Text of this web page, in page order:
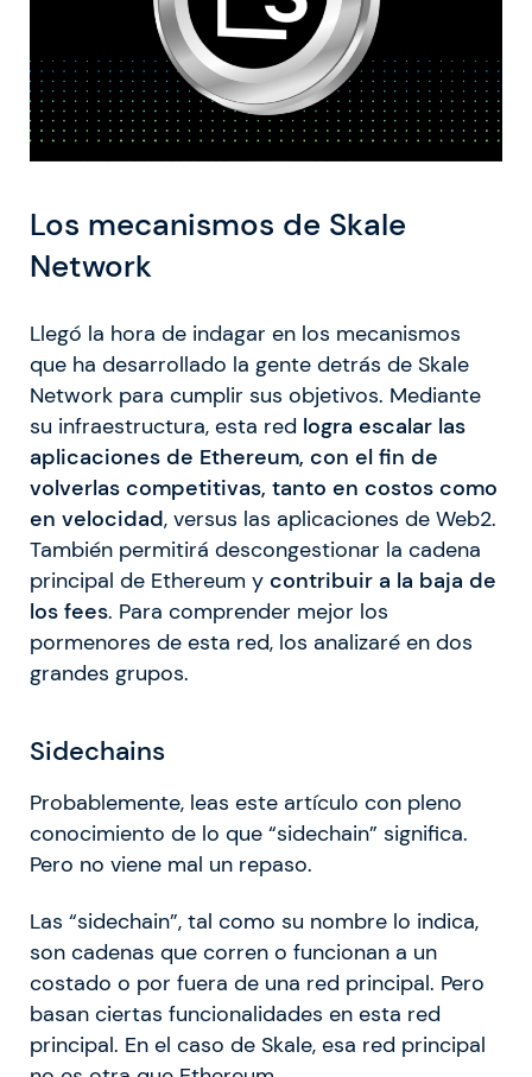
Los mecanismos de Skale
Network
Llegó la hora de indagar en los mecanismos
que ha desarrollado la gente detrás de Skale
Network para cumplir sus objetivos. Mediante
su infraestructura, esta red logra escalar las
aplicaciones de Ethereum, con el fin de
volverlas competitivas, tanto en costos como
en velocidad, versus las aplicaciones de Web2.
También permitirá descongestionar la cadena
principal de Ethereum y contribuir a la baja de
los fees. Para comprender mejor los
pormenores de esta red, los analizaré en dos
grandes grupos.
Sidechains
Probablemente, leas este artículo con pleno
conocimiento de lo que “sidechain” significa.
Pero no viene mal un repaso.
Las “sidechain”, tal como su nombre lo indica,
son cadenas que corren o funcionan a un
costado o por fuera de una red principal. Pero
basan ciertas funcionalidades en esta red
principal. En el caso de Skale, esa red principal